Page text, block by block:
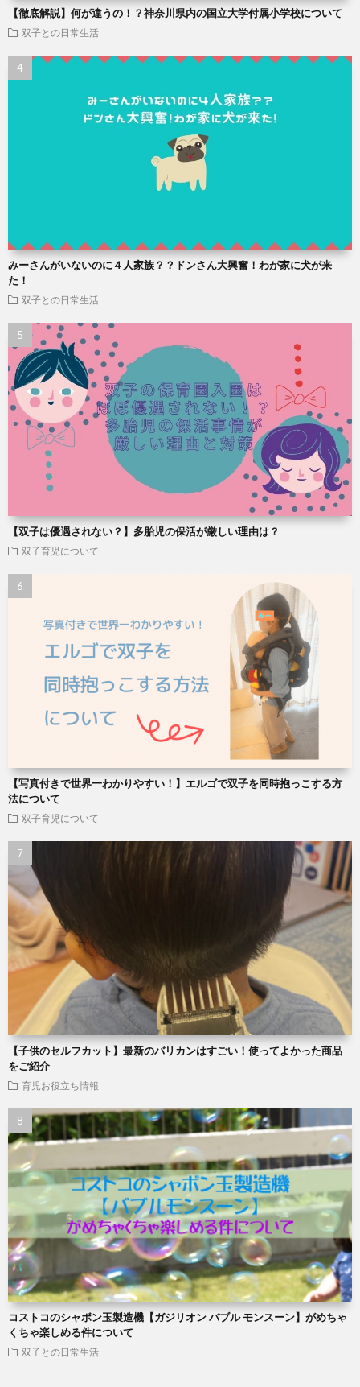
【徹底解説】何が違うの！？神奈川県内の国立大学付属小学校について
双子との日常生活
みーさんがいないのに４人家族？？ドンさん大興奮！わが家に犬が来
た！
双子との日常生活
【双子は優遇されない？】多胎児の保活が厳しい理由は？
双子育児について
【写真付きで世界一わかりやすい！】エルゴで双子を同時抱っこする方
法について
双子育児について
【子供のセルフカット】最新のバリカンはすごい！使ってよかった商品
をご紹介
育児お役立ち情報
コストコのシャボン玉製造機【ガジリオン バブル モンスーン】がめちゃ
くちゃ楽しめる件について
双子との日常生活